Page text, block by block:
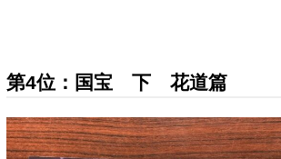
第4位：国宝 下 花道篇